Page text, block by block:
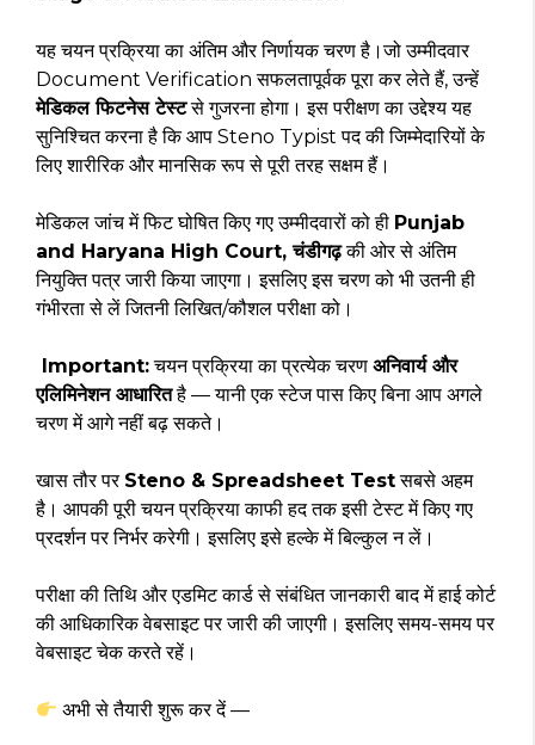
यह चयन प्रक्रिया का अंतिम और निर्णायक चरण है।जो उम्मीदवार
Document Verification सफलतापूर्वक पूरा कर लेते हैं, उन्हें
मेडिकल फिटनेस टेस्टसे गुजरना होगा। इस परीक्षण का उद्देश्य यह
सुनिश्चित करना है कि आप Steno Typist पद की जिम्मेदारियों के
लिए शारीरिक और मानसिक रूप से पूरी तरह सक्षम हैं।
मेडिकल जांच में फिट घोषित किए गए उम्मीदवारों को ही Punjab
and Haryana High Court, चंडीगढ़की ओर से अंतिम
नियुक्ति पत्र जारी किया जाएगा। इसलिए इस चरण को भी उतनी ही
गंभीरता से लें जितनी लिखित/कौशल परीक्षा को।
Important:चयन प्रक्रिया का प्रत्येक चरण अनिवार्य और
एलिमिनेशन आधारितहै — यानी एक स्टेज पास किए बिना आप अगले
चरण में आगे नहीं बढ़ सकते।
खास तौर पर Steno & Spreadsheet Testसबसे अहम
है। आपकी पूरी चयन प्रक्रिया काफी हद तक इसी टेस्ट में किए गए
प्रदर्शन पर निर्भर करेगी। इसलिए इसे हल्के में बिल्कुल न लें।
परीक्षा की तिथि और एडमिट कार्ड से संबंधित जानकारी बाद में हाई कोर्ट
की आधिकारिक वेबसाइट पर जारी की जाएगी। इसलिए समय-समय पर
वेबसाइट चेक करते रहें।
अभी से तैयारी शुरू कर दें —